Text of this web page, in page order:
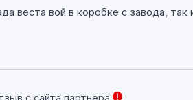
веста вой в коробке с завода,
с сайта партнера